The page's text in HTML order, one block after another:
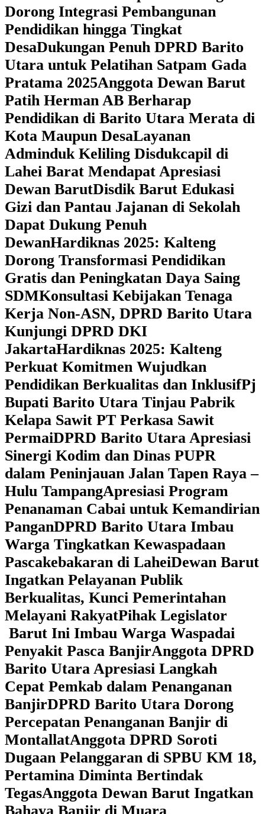
Dorong Integrasi Pembangunan
Pendidikan hingga Tingkat
DesaDukungan Penuh DPRD Barito
Utara untuk Pelatihan Satpam Gada
Pratama 2025Anggota Dewan Barut
Patih Herman AB Berharap
Pendidikan di Barito Utara Merata di
Kota Maupun DesaLayanan
Adminduk Keliling Disdukcapil di
Lahei Barat Mendapat Apresiasi
Dewan BarutDisdik Barut Edukasi
Gizi dan Pantau Jajanan di Sekolah
Dapat Dukung Penuh
DewanHardiknas 2025: Kalteng
Dorong Transformasi Pendidikan
Gratis dan Peningkatan Daya Saing
SDMKonsultasi Kebijakan Tenaga
Kerja Non-ASN, DPRD Barito Utara
Kunjungi DPRD DKI
JakartaHardiknas 2025: Kalteng
Perkuat Komitmen Wujudkan
Pendidikan Berkualitas dan InklusifPj
Bupati Barito Utara Tinjau Pabrik
Kelapa Sawit PT Perkasa Sawit
PermaiDPRD Barito Utara Apresiasi
Sinergi Kodim dan Dinas PUPR
dalam Peninjauan Jalan Tapen Raya –
Hulu TampangApresiasi Program
Penanaman Cabai untuk Kemandirian
PanganDPRD Barito Utara Imbau
Warga Tingkatkan Kewaspadaan
Pascakebakaran di LaheiDewan Barut
Ingatkan Pelayanan Publik
Berkualitas, Kunci Pemerintahan
Melayani RakyatPihak Legislator
Barut Ini Imbau Warga Waspadai
Penyakit Pasca BanjirAnggota DPRD
Barito Utara Apresiasi Langkah
Cepat Pemkab dalam Penanganan
BanjirDPRD Barito Utara Dorong
Percepatan Penanganan Banjir di
MontallatAnggota DPRD Soroti
Dugaan Pelanggaran di SPBU KM 18,
Pertamina Diminta Bertindak
TegasAnggota Dewan Barut Ingatkan